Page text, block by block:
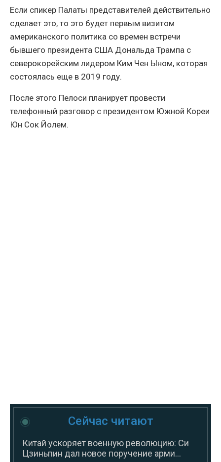
Если спикер Палаты представителей действительно
сделает это, то это будет первым визитом
американского политика со времен встречи
бывшего президента США Дональда Трампа с
северокорейским лидером Ким Чен Ыном, которая
состоялась еще в 2019 году.
После этого Пелоси планирует провести
телефонный разговор с президентом Южной Кореи
Юн Сок Йолем.
Сейчас читают
Китай ускоряет военную революцию: Си
Цзиньпин дал новое поручение арми...